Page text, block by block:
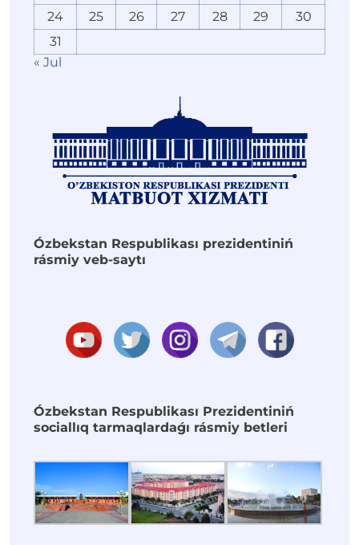
24
25 26 27 28 29
30
31
« Jul
Ózbekstan Respublikası prezidentiniń
rásmiy veb-saytı
Ózbekstan Respublikası Prezidentiniń
sociallıq tarmaqlardaǵı rásmiy betleri